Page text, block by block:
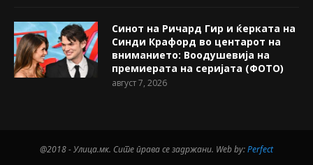
Синот на Ричард Гир и ќерката на
Синди Крафорд во центарот на
вниманието: Воодушевија на
премиерата на серијата (ФОТО)
август 7, 2026
@2018 - Улица.мк. Сите права се задржани. Web by:Perfect